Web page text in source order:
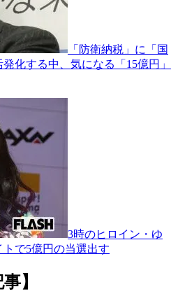
「防衛納税」に「国
化する中、気になる「15億円」
3時のヒロイン・ゆ
で5億円の当選出す
】